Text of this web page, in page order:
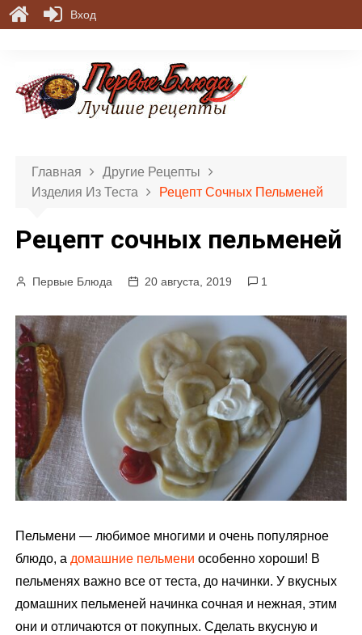
Главная
Другие Рецепты
Изделия Из Теста
Рецепт Сочных Пельменей
Рецепт сочных пельменей
Первые Блюда 20 августа, 2019 1
Пельмени — любимое многими и очень популярное
блюдо, а домашние пельмени особенно хороши! В
пельменях важно все от теста, до начинки. У вкусных
домашних пельменей начинка сочная и нежная, этим
они и отличаются от покупных. Сделать вкусную и
Вход